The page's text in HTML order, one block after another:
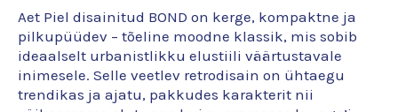
Aet Piel disainitud BOND on kerge, kompaktne ja
pilkupüüdev – tõeline moodne klassik, mis sobib
ideaalselt urbanistlikku elustiili väärtustavale
inimesele. Selle veetlev retrodisain on ühtaegu
trendikas ja ajatu, pakkudes karakterit nii